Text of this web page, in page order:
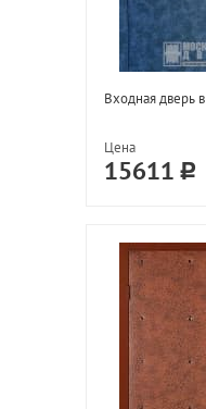
Входная дверь
Цена
15611